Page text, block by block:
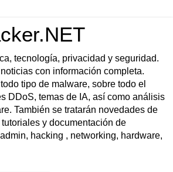
tecnología, privacidad y seguridad.
con información completa.
tipo de malware, sobre todo el
DDoS, temas de IA, así como análisis
También se tratarán novedades de
y documentación de
hacking , networking, hardware,